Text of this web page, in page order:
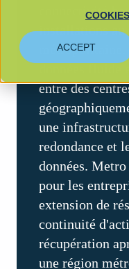
ACCEPT
connectivité
installations au
entre des
une
redondance et
données.
pour les
extension de
continuité
récupération
une région